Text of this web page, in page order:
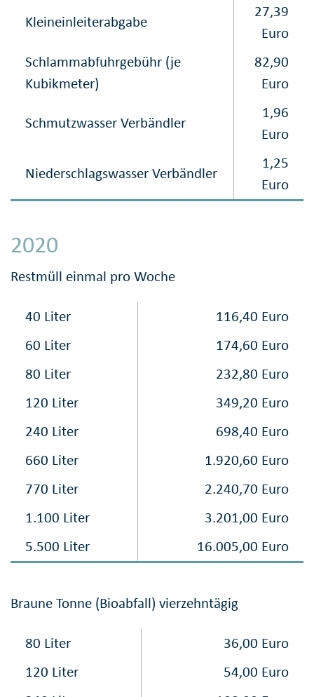
Kleineinleiterabgabe
27,39
Euro
Schlammabfuhrgebühr (je
Kubikmeter)
82,90
Euro
Schmutzwasser Verbändler
1,96
Euro
Niederschlagswasser Verbändler
1,25
Euro
2020
Restmüll einmal pro Woche
40 Liter
116,40 Euro
60 Liter
174,60 Euro
80 Liter
232,80 Euro
120 Liter
349,20 Euro
240 Liter
698,40 Euro
660 Liter
1.920,60 Euro
770 Liter
2.240,70 Euro
1.100 Liter
3.201,00 Euro
5.500 Liter
16.005,00 Euro
Braune Tonne (Bioabfall) vierzehntägig
80 Liter
36,00 Euro
120 Liter
54,00 Euro